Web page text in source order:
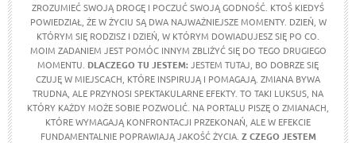
ZROZUMIEĆ SWOJĄ DROGĘ I POCZUĆ SWOJĄ GODNOŚĆ. KTOŚ KIEDYŚ
POWIEDZIAŁ, ŻE W ŻYCIU SĄ DWA NAJWAŻNIEJSZE MOMENTY. DZIEŃ, W
KTÓRYM SIĘ RODZISZ I DZIEŃ, W KTÓRYM DOWIADUJESZ SIĘ PO CO.
MOIM ZADANIEM JEST POMÓC INNYM ZBLIŻYĆ SIĘ DO TEGO DRUGIEGO
MOMENTU. DLACZEGO TU JESTEM:JESTEM TUTAJ, BO DOBRZE SIĘ
CZUJĘ W MIEJSCACH, KTÓRE INSPIRUJĄ I POMAGAJĄ. ZMIANA BYWA
TRUDNA, ALE PRZYNOSI SPEKTAKULARNE EFEKTY. TO TAKI LUKSUS, NA
KTÓRY KAŻDY MOŻE SOBIE POZWOLIĆ. NA PORTALU PISZĘ O ZMIANACH,
KTÓRE WYMAGAJĄ KONFRONTACJI PRZEKONAŃ, ALE W EFEKCIE
FUNDAMENTALNIE POPRAWIAJĄ JAKOŚĆ ŻYCIA. Z CZEGO JESTEM